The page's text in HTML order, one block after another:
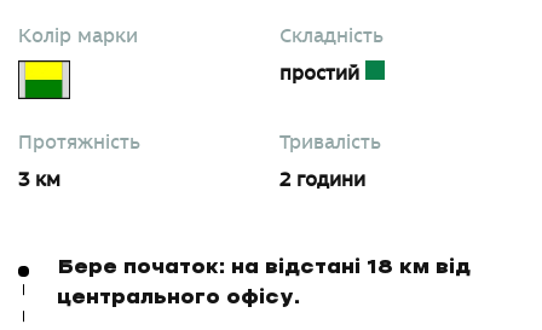
Колір марки
Складність
простий
Протяжність
3 км
Тривалість
2 години
Бере початок: на відстані 18 км від
центрального офісу.